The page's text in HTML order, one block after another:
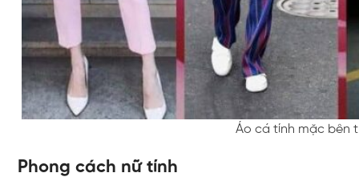
Áo cá tính mặc bên
Phong cách nữ tính